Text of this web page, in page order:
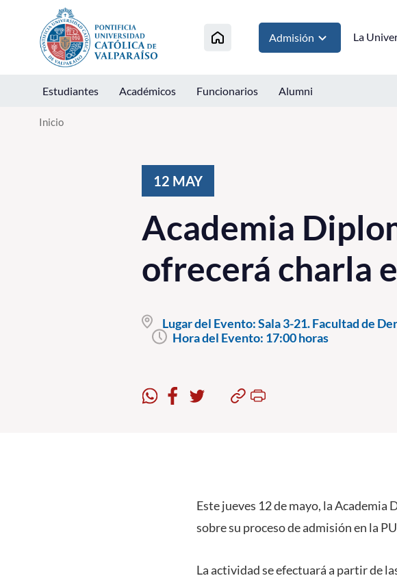
Click acá para ir directamente al contenido
Admisión La
Estudiantes Académicos Funcionarios Alumni
Inicio
12 MAY
Academia
ofrecerá charla
Lugar del Evento:Sala 3-21. Facultad de
Hora del Evento: 17:00 horas
Este jueves 12 de mayo, la
sobre su proceso de admisión en la
La actividad se efectuará a partir de